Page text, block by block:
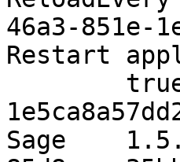
46a3-851e-
Restart
Sage